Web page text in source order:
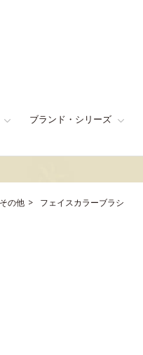
ブランド・シリーズ
の他 フェイスカラーブラシ